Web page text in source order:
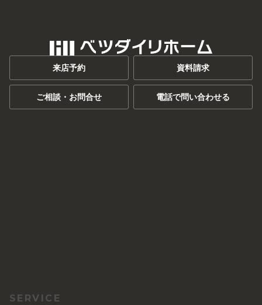
来店予約 資料請求
ご相談・お問合せ 電話で問い合わせる
SERVICE